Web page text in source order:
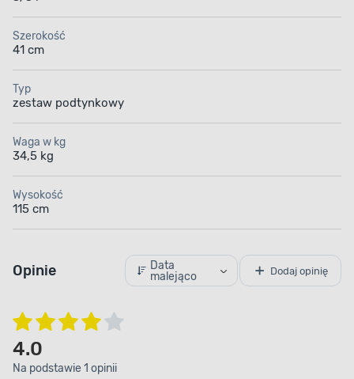
Szerokość
41 cm
Typ
zestaw podtynkowy
Waga w kg
34,5 kg
Wysokość
115 cm
Opinie
Data
malejąco
Dodaj opinię
4.0
Na podstawie 1 opinii